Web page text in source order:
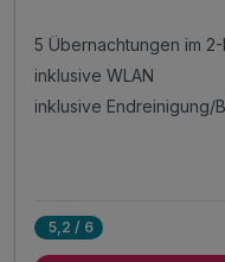
5 Übernachtungen im
inklusive WLAN
inklusive Endreinigung/
5,2 / 6